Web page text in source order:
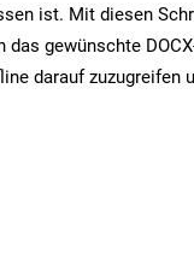
ist. Mit diesen
das gewünschte
darauf zuzugreifen